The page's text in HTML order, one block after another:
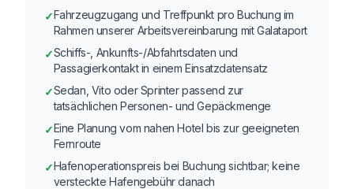
✓Fahrzeugzugang und Treffpunkt pro Buchung im
Rahmen unserer Arbeitsvereinbarung mit Galataport
✓Schiffs-, Ankunfts-/Abfahrtsdaten und
Passagierkontakt in einem Einsatzdatensatz
✓Sedan, Vito oder Sprinter passend zur
tatsächlichen Personen- und Gepäckmenge
✓Eine Planung vom nahen Hotel bis zur geeigneten
Fernroute
✓Hafenoperationspreis bei Buchung sichtbar; keine
versteckte Hafengebühr danach